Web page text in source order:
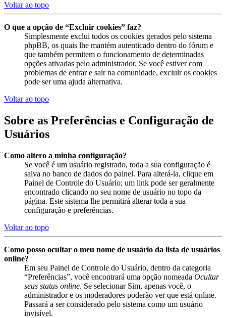
Voltar ao topo
O que a opção de “Excluir cookies” faz?
Simplesmente exclui todos os cookies gerados pelo sistema
phpBB, os quais lhe mantém autenticado dentro do fórum e
que também permitem o funcionamento de determinadas
opções ativadas pelo administrador. Se você estiver com
problemas de entrar e sair na comunidade, excluir os cookies
pode ser uma ajuda alternativa.
Voltar ao topo
Sobre as Preferências e Configuração de
Usuários
Como altero a minha configuração?
Se você é um usuário registrado, toda a sua configuração é
salva no banco de dados do painel. Para alterá-la, clique em
Painel de Controle do Usuário; um link pode ser geralmente
encontrado clicando no seu nome de usuário no topo da
página. Este sistema lhe permitirá alterar toda a sua
configuração e preferências.
Voltar ao topo
Como posso ocultar o meu nome de usuário da lista de usuários
online?
Em seu Painel de Controle do Usuário, dentro da categoria
“Preferências”, você encontrará uma opção nomeada Ocultar
seus status online. Se selecionar Sim, apenas você, o
administrador e os moderadores poderão ver que está online.
Passará a ser considerado pelo sistema como um usuário
invisível.